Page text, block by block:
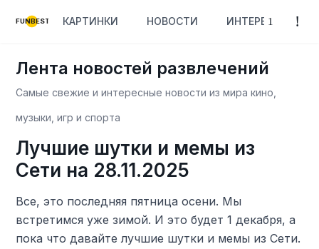
FUNBEST КАРТИНКИ НОВОСТИ ИНТЕРЕСНОЕ
Лента новостей развлечений
Самые свежие и интересные новости из мира кино,
музыки, игр и спорта
Лучшие шутки и мемы из
Сети на 28.11.2025
Все, это последняя пятница осени. Мы
встретимся уже зимой. И это будет 1 декабря, а
пока что давайте лучшие шутки и мемы из Сети.